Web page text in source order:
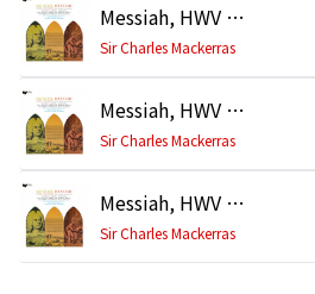
Messiah, HWV 56, Pt. 2: Aria. "Thou Art Gone up on High"
Sir Charles Mackerras
Messiah, HWV 56, Pt. 2: Duet. "How Beautiful Are the Feet"
Sir Charles Mackerras
Messiah, HWV 56, Pt. 3: Duet. "O Death, Where Is Thy Sting?"
Sir Charles Mackerras